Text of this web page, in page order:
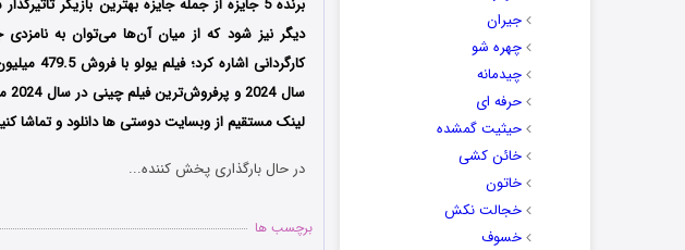
جیران
چهره شو
چیدمانه
حرفه ای
حیثیت گمشده
خائن کشی
خاتون
خجالت نکش
خسوف
دیگر نیز شود که از میان آن‌ها می‌توان به نامزدی
‌لینک مستقیم از وبسایت دوستی ها دانلود و تماشا
در حال بارگذاری پخش کننده...
برچسب ها